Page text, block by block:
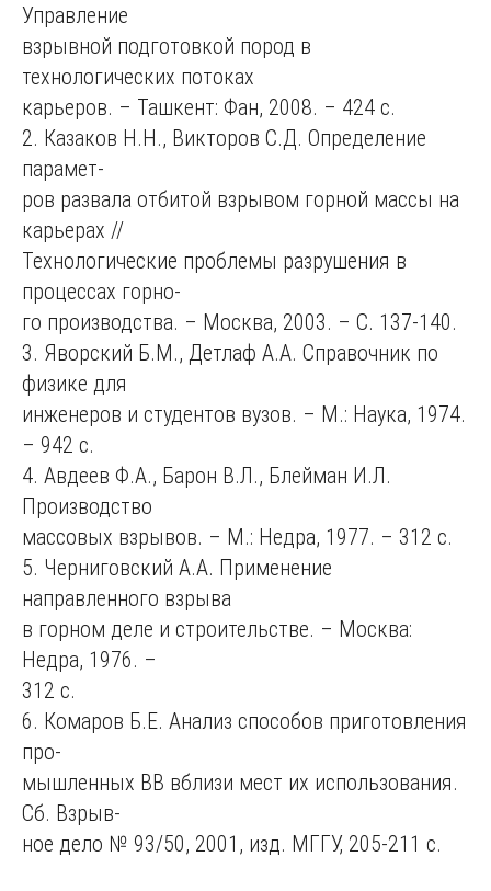
Управление
взрывной подготовкой пород в
технологических потоках
карьеров. – Ташкент: Фан, 2008. – 424 с.
2. Казаков Н.Н., Викторов С.Д. Определение
парамет-
ров развала отбитой взрывом горной массы на
карьерах //
Технологические проблемы разрушения в
процессах горно-
го производства. – Москва, 2003. – С. 137-140.
3. Яворский Б.М., Детлаф А.А. Справочник по
физике для
инженеров и студентов вузов. – М.: Наука, 1974.
– 942 с.
4. Авдеев Ф.А., Барон В.Л., Блейман И.Л.
Производство
массовых взрывов. – М.: Недра, 1977. – 312 с.
5. Черниговский А.А. Применение
направленного взрыва
в горном деле и строительстве. – Москва:
Недра, 1976. –
312 с.
6. Комаров Б.Е. Анализ способов приготовления
про-
мышленных ВВ вблизи мест их использования.
Сб. Взрыв-
ное дело № 93/50, 2001, изд. МГГУ, 205-211 с.